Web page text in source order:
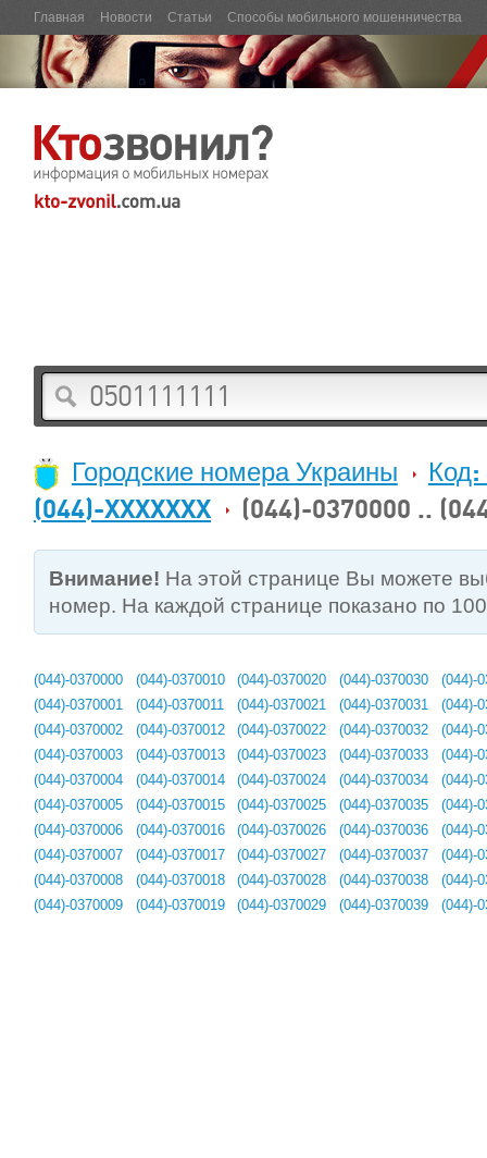
Главная Новости Статьи Способы мобильного мошенничества
Городские номера Украины
Код:
(044)-XXXXXXX
(044)-0370000 ..
Внимание! На этой странице Вы можете
номер. На каждой странице показано по
(044)-0370000
(044)-0370001
(044)-0370002
(044)-0370003
(044)-0370004
(044)-0370005
(044)-0370006
(044)-0370007
(044)-0370008
(044)-0370009
(044)-0370010
(044)-0370011
(044)-0370012
(044)-0370013
(044)-0370014
(044)-0370015
(044)-0370016
(044)-0370017
(044)-0370018
(044)-0370019
(044)-0370020
(044)-0370021
(044)-0370022
(044)-0370023
(044)-0370024
(044)-0370025
(044)-0370026
(044)-0370027
(044)-0370028
(044)-0370029
(044)-0370030
(044)-0370031
(044)-0370032
(044)-0370033
(044)-0370034
(044)-0370035
(044)-0370036
(044)-0370037
(044)-0370038
(044)-0370039
(044)-
(044)-
(044)-
(044)-
(044)-
(044)-
(044)-
(044)-
(044)-
(044)-